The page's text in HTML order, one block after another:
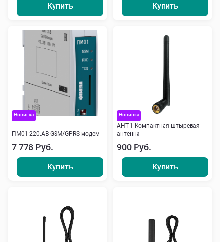
Купить Купить
Новинка
ПМ01-220.АВ GSM/GPRS-модем
7 778 Руб.
Купить
Новинка
АНТ-1 Компактная штыревая
антенна
900 Руб.
Купить